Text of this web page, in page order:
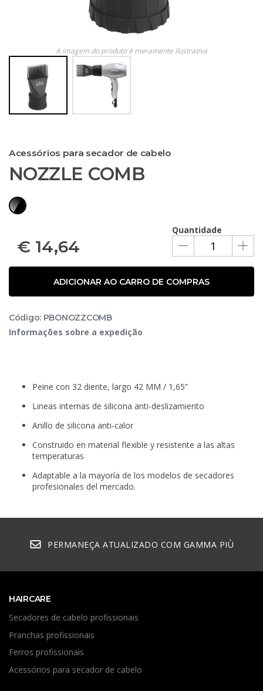
A imagem do produto é meramente ilustrativa
Acessórios para secador de cabelo
NOZZLE COMB
Quantidade
€ 14,64
ADICIONAR AO CARRO DE COMPRAS
Código: PBONOZZCOMB
Informações sobre a expedição
Peine con 32 diente, largo 42 MM / 1,65”
Lineas internas de silicona anti-deslizamiento
Anillo de silicona anti-calor
Construido en material flexible y resistente a las altas
temperaturas
Adaptable a la mayoría de los modelos de secadores
profesionales del mercado.
PERMANEÇA ATUALIZADO COM GAMMA PIÙ
HAIRCARE
Secadores de cabelo profissionais
Pranchas profissionais
Ferros profissionais
Acessórios para secador de cabelo